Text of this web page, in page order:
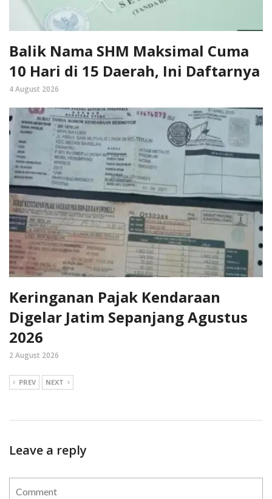
Balik Nama SHM Maksimal Cuma
10 Hari di 15 Daerah, Ini Daftarnya
4 August 2026
Keringanan Pajak Kendaraan
Digelar Jatim Sepanjang Agustus
2026
2 August 2026
PREV NEXT
Leave a reply